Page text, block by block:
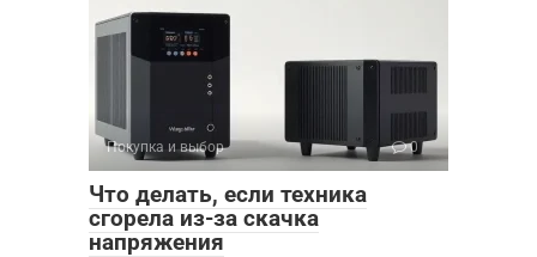
Покупка и выбор 0
Что делать, если техника
сгорела из-за скачка
напряжения